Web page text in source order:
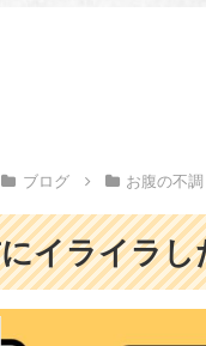
ブログ お腹の不調
イライラ